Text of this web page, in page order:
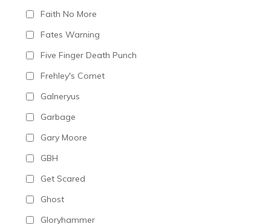
Faith No More
Fates Warning
Five Finger Death Punch
Frehley's Comet
Galneryus
Garbage
Gary Moore
GBH
Get Scared
Ghost
Gloryhammer